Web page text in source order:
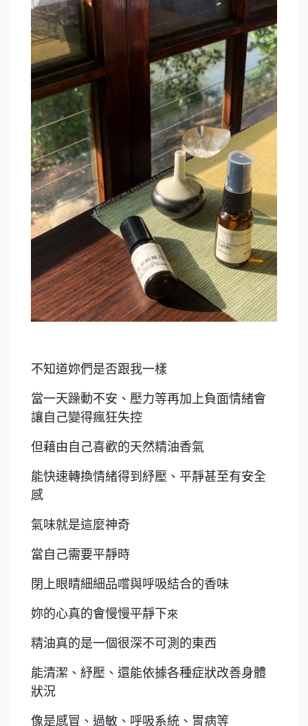
不知道妳們是否跟我一樣
當一天躁動不安、壓力等再加上負面情緒會
讓自己變得瘋狂失控
但藉由自己喜歡的天然精油香氣
能快速轉換情緒得到紓壓、平靜甚至有安全
感
氣味就是這麼神奇
當自己需要平靜時
閉上眼睛細細品嚐與呼吸結合的香味
妳的心真的會慢慢平靜下來
精油真的是一個很深不可測的東西
能清潔、紓壓、還能依據各種症狀改善身體
狀況
像是感冒、過敏、呼吸系統、胃病等